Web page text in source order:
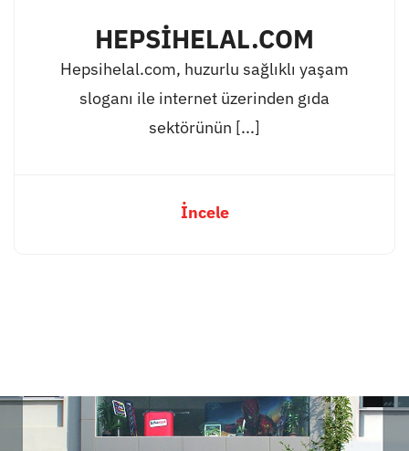
HEPSİHELAL.COM
Hepsihelal.com, huzurlu sağlıklı yaşam
sloganı ile internet üzerinden gıda
sektörünün [...]
İncele